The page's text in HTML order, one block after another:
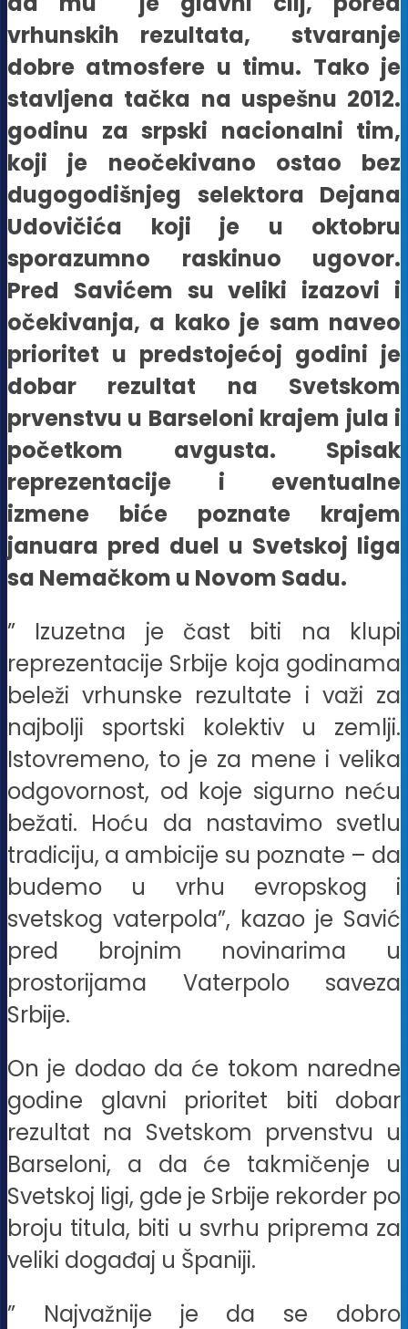
vrhunskih rezultata, stvaranje
dobre atmosfere u timu. Tako je
stavljena tačka na uspešnu 2012.
godinu za srpski nacionalni tim,
koji je neočekivano ostao bez
dugogodišnjeg selektora Dejana
Udovičića koji je u oktobru
sporazumno raskinuo ugovor.
Pred Savićem su veliki izazovi i
očekivanja, a kako je sam naveo
prioritet u predstojećoj godini je
dobar rezultat na Svetskom
prvenstvu u Barseloni krajem jula i
početkom avgusta. Spisak
reprezentacije i eventualne
izmene biće poznate krajem
januara pred duel u Svetskoj liga
sa Nemačkom u Novom Sadu.
” Izuzetna je čast biti na klupi
reprezentacije Srbije koja godinama
beleži vrhunske rezultate i važi za
najbolji sportski kolektiv u zemlji.
Istovremeno, to je za mene i velika
odgovornost, od koje sigurno neću
bežati. Hoću da nastavimo svetlu
tradiciju, a ambicije su poznate – da
budemo u vrhu evropskog i
svetskog vaterpola”, kazao je Savić
pred brojnim novinarima u
prostorijama Vaterpolo saveza
Srbije.
On je dodao da će tokom naredne
godine glavni prioritet biti dobar
rezultat na Svetskom prvenstvu u
Barseloni, a da će takmičenje u
Svetskoj ligi, gde je Srbije rekorder po
broju titula, biti u svrhu priprema za
veliki događaj u Španiji.
” Najvažnije je da se dobro